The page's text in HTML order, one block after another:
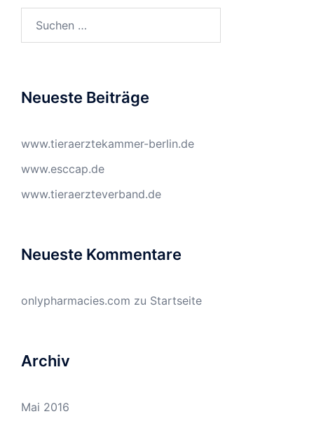
Neueste Beiträge
www.tieraerztekammer-berlin.de
www.esccap.de
www.tieraerzteverband.de
Neueste Kommentare
onlypharmacies.com zu Startseite
Archiv
Mai 2016